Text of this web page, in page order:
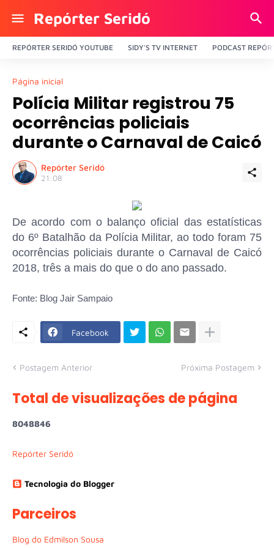
Repórter Seridó
REPÓRTER SERIDÓ YOUTUBE SIDY'S TV INTERNET PODCAST
Página inicial
Polícia Militar registrou 75
ocorrências policiais
durante o Carnaval de Caicó
Repórter Seridó
21:08
De acordo com o balanço oficial das estatísticas
do 6º Batalhão da Polícia Militar, ao todo foram 75
ocorrências policiais durante o Carnaval de Caicó
2018, três a mais do que o do ano passado.
Fonte: Blog Jair Sampaio
Facebook
Postagem Anterior Próxima Postagem
Total de visualizações de página
8048846
Repórter Seridó
Tecnologia do Blogger
Parceiros
Blog do Edmilson Sousa